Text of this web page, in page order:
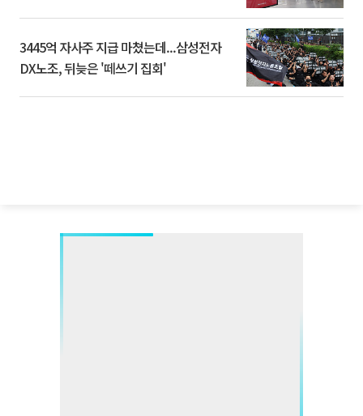
3445억 자사주 지급 마쳤는데...삼성전자
DX노조, 뒤늦은 '떼쓰기 집회'